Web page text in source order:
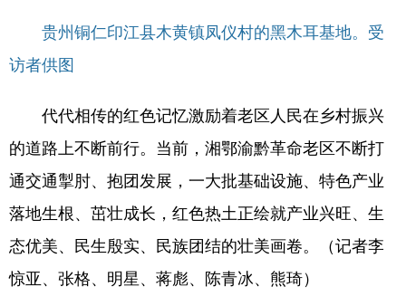
贵州铜仁印江县木黄镇凤仪村的黑木耳基地。受
访者供图
代代相传的红色记忆激励着老区人民在乡村振兴
的道路上不断前行。当前，湘鄂渝黔革命老区不断打
通交通掣肘、抱团发展，一大批基础设施、特色产业
落地生根、茁壮成长，红色热土正绘就产业兴旺、生
态优美、民生殷实、民族团结的壮美画卷。（记者李
惊亚、张格、明星、蒋彪、陈青冰、熊琦）